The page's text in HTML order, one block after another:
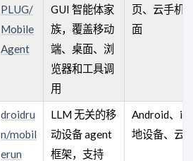
PLUG/
Mobile
Agent
GUI 智能体家
族，覆盖移动
端、桌面、浏
览器和工具调
用
页、云手机/
面
droidru
n/mobil
erun
LLM 无关的移
动设备 agent
框架，支持
Android、
地设备、云